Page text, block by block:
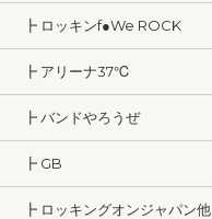
┣ ロッキンf●We ROCK
┣ アリーナ37℃
┣ バンドやろうぜ
┣ GB
┣ ロッキングオンジャパン他